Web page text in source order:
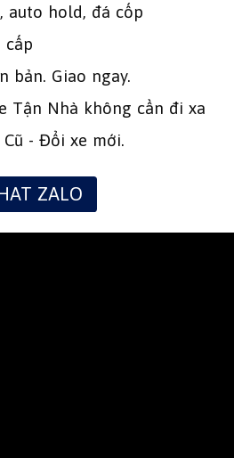
auto hold, đá cốp
cấp
bản. Giao ngay.
Tận Nhà không cần đi xa
- Đổi xe mới.
ZALO